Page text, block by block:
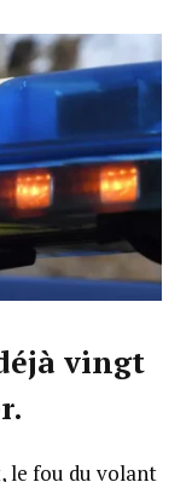
vingt
le fou du volant